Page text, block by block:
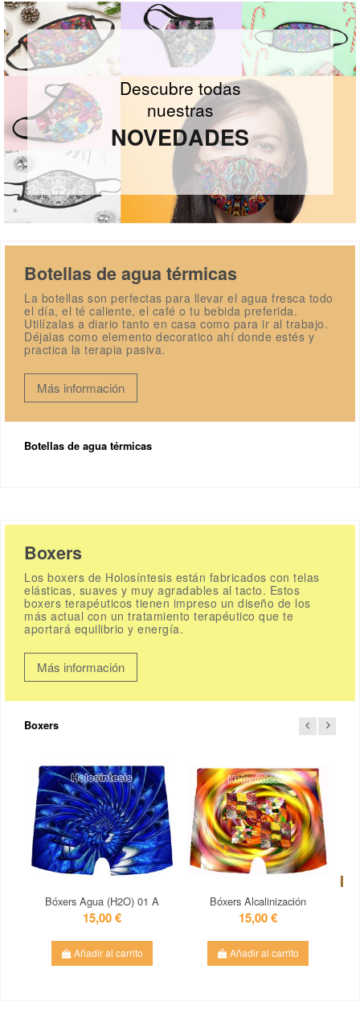
Descubre todas
nuestras
NOVEDADES
Botellas de agua térmicas
La botellas son perfectas para llevar el agua fresca todo
el día, el té caliente, el café o tu bebida preferida.
Utilízalas a diario tanto en casa como para ir al trabajo.
Déjalas como elemento decoratico ahí donde estés y
practica la terapia pasiva.
Más información
Botellas de agua térmicas
Boxers
Los boxers de Holosíntesis están fabricados con telas
elásticas, suaves y muy agradables al tacto. Estos
boxers terapéuticos tienen impreso un diseño de los
más actual con un tratamiento terapéutico que te
aportará equilibrio y energía.
Más información
Boxers
Bóxers Agua (H2O) 01 A
15,00 €
Añadir al carrito
Bóxers Alcalinización
15,00 €
Añadir al carrito